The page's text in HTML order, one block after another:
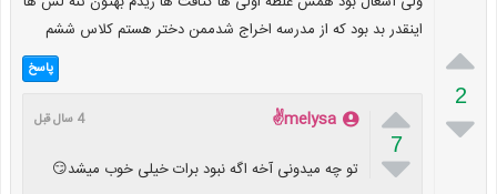

2

اينقدر بد بود كه از مدرسه اخراج شدممن دختر هستم كلاس ششم
پاسخ

7

melysa✌ 4 سال قبل
تو چه میدونی آخه اگه نبود برات خیلی خوب میشد😏